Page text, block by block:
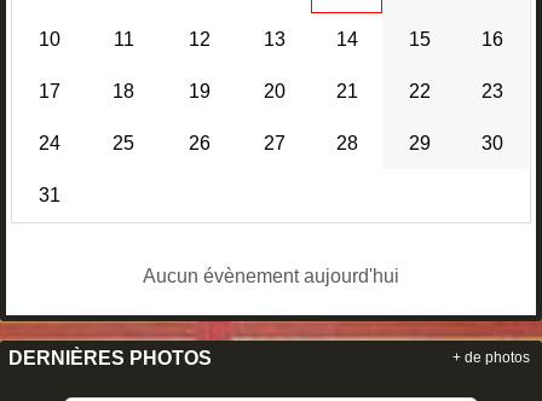
10 11 12 13 14 15 16
17 18 19 20 21 22 23
24 25 26 27 28 29 30
31
Aucun évènement aujourd'hui
DERNIÈRES PHOTOS + de photos